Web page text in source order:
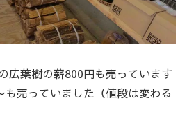
広葉樹の薪800円も売っています
も売っていました（値段は変わる